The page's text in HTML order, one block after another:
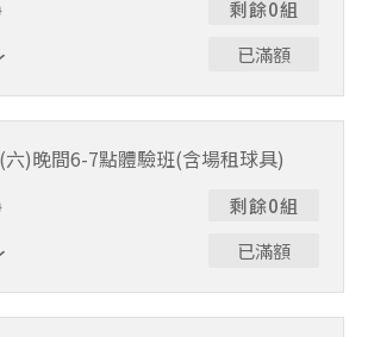
。報名後視為您已同意上述規則。
剩餘0組
已滿額
一同報名參加，享受團體運動樂趣！ 如
，或因天候不佳無法如期舉行，POA將視
班處理。 ⚠️ 報名完成後，如因天候因素
課程延期選項，恕不退費，請參閱【報名
。報名後視為您已同意上述規則。
六)晚間6-7點體驗班(含場租球具)
剩餘0組
已滿額